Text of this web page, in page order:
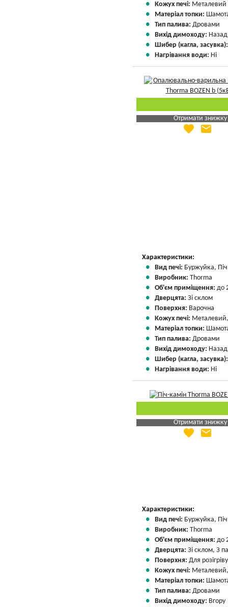
Кожух печі: Металевий
Матеріал топки:
Тип палива: Дровами
Вихід димоходу: Назад
Шибер (кагла,
Нагрівання води: Ні
Отримати знижку
Яка Ваша ціна
favorite email
Характеристики:
Вид печі: Буржуйка,
Виробник: Thorma
Об'єм приміщення: до
Дверцята: Зі склом
Поверхня: Варочна
Кожух печі:
Матеріал топки:
Тип палива: Дровами
Вихід димоходу: Назад
Шибер (кагла,
Нагрівання води: Ні
Отримати знижку
Яка Ваша ціна
favorite email
Характеристики:
Вид печі: Буржуйка,
Виробник: Thorma
Об'єм приміщення: до
Дверцята: Зі склом, З
Поверхня: Для
Кожух печі:
Матеріал топки:
Тип палива: Дровами
Вихід димоходу: Вгору